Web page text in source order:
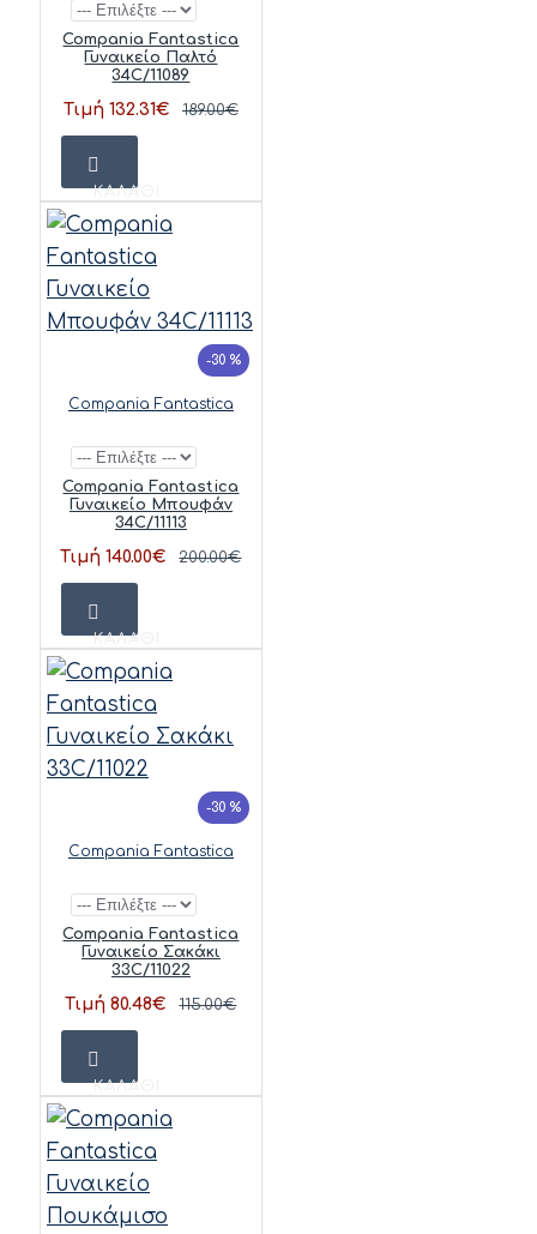
Compania Fantastica
Γυναικείο Παλτό
34C/11089
Τιμή 132.31€ 189.00€
ΚΑΛΆΘΙ
-30 %
Compania Fantastica
Compania Fantastica
Γυναικείο Μπουφάν
34C/11113
Τιμή 140.00€ 200.00€
ΚΑΛΆΘΙ
-30 %
Compania Fantastica
Compania Fantastica
Γυναικείο Σακάκι
33C/11022
Τιμή 80.48€ 115.00€
ΚΑΛΆΘΙ